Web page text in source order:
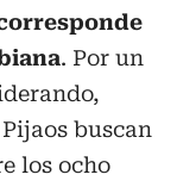
. Por un
buscan
los ocho